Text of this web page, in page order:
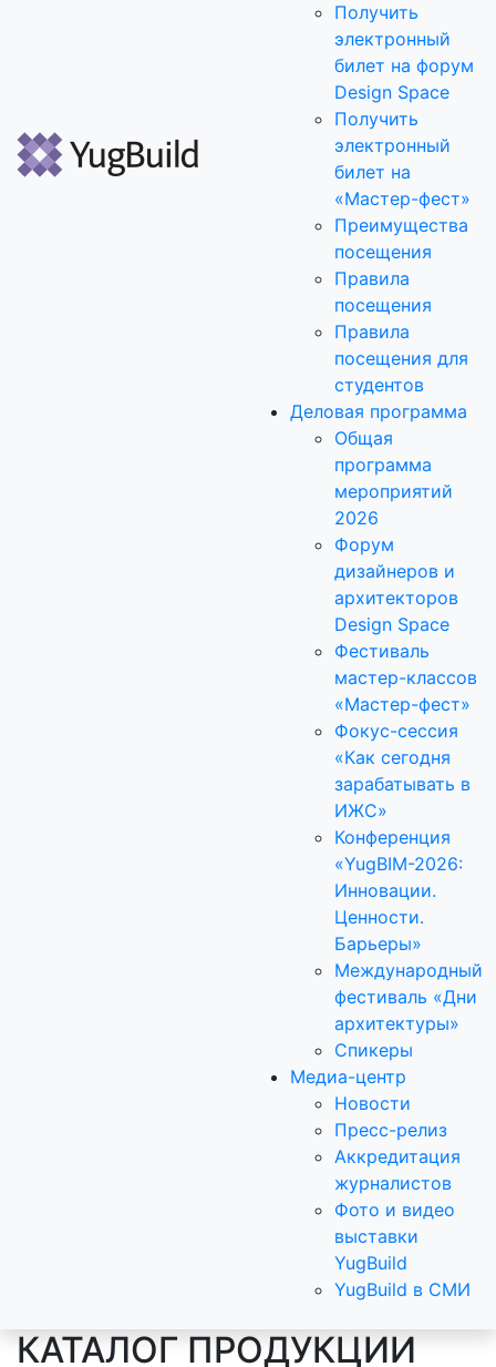
Получить
электронный
билет на форум
Design Space
Получить
электронный
билет на
«Мастер-фест»
Преимущества
посещения
Правила
посещения
Правила
посещения для
студентов
Деловая программа
Общая
программа
мероприятий
2026
Форум
дизайнеров и
архитекторов
Design Space
Фестиваль
мастер-классов
«Мастер-фест»
Фокус-сессия
«Как сегодня
зарабатывать в
ИЖС»
Конференция
«YugBIM-2026:
Инновации.
Ценности.
Барьеры»
Международный
фестиваль «Дни
архитектуры»
Спикеры
Медиа-центр
Новости
Пресс-релиз
Аккредитация
журналистов
Фото и видео
выставки
YugBuild
YugBuild в СМИ
КАТАЛОГ ПРОДУКЦИИ